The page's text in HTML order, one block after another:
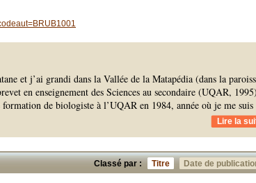
et j’ai grandi dans la Vallée de la Matapédia (dans la
en enseignement des Sciences au secondaire (UQAR,
de biologiste à l’UQAR en 1984, année où je me suis
Lire la
Classé par : Titre Date de